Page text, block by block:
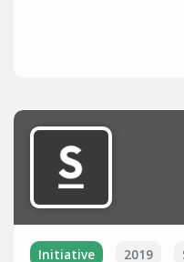
Initiative 2019